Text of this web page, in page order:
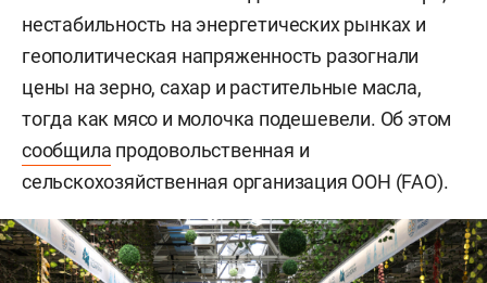
нестабильность на энергетических рынках и
геополитическая напряженность разогнали
цены на зерно, сахар и растительные масла,
тогда как мясо и молочка подешевели. Об этом
сообщила продовольственная и
сельскохозяйственная организация ООН (FAO).